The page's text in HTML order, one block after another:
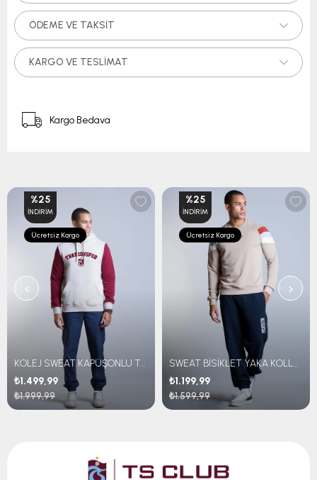
ÖDEME VE TAKSIT
KARGO VE TESLIMAT
Kargo Bedava
KOLEJ SWEAT KAPÜŞONLU TRABZONSPOR NAKIŞLI
₺1.499,99
₺1.999,99
%25
İNDIRIM
Ücretsiz Kargo
SWEAT BİSİKLET YAKA KOLLARI ÇİZGİLİ
₺1.199,99
₺1.599,99
%25
İNDIRIM
Ücretsiz Kargo
‹ ›